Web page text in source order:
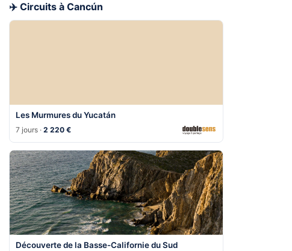
✈️ Circuits à Cancún
Les Murmures du Yucatán
7 jours ·2 220 €
Découverte de la Basse-Californie du Sud